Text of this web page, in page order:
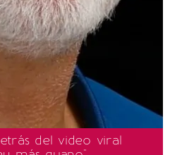
del video viral